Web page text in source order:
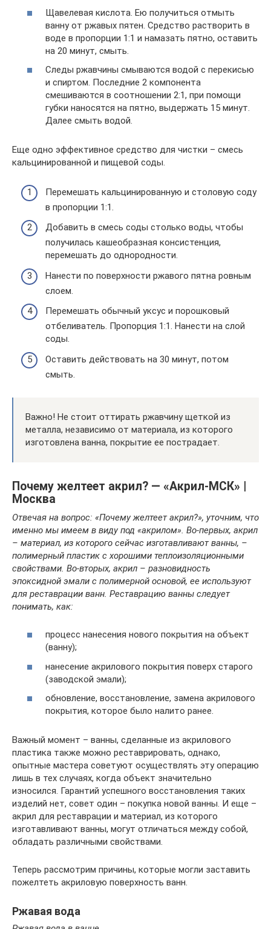
Щавелевая кислота. Ею получиться отмыть
ванну от ржавых пятен. Средство растворить в
воде в пропорции 1:1 и намазать пятно, оставить
на 20 минут, смыть.
Следы ржавчины смываются водой с перекисью
и спиртом. Последние 2 компонента
смешиваются в соотношении 2:1, при помощи
губки наносятся на пятно, выдержать 15 минут.
Далее смыть водой.
Еще одно эффективное средство для чистки – смесь
кальцинированной и пищевой соды.
Перемешать кальцинированную и столовую соду
в пропорции 1:1.
Добавить в смесь соды столько воды, чтобы
получилась кашеобразная консистенция,
перемешать до однородности.
Нанести по поверхности ржавого пятна ровным
слоем.
Перемешать обычный уксус и порошковый
отбеливатель. Пропорция 1:1. Нанести на слой
соды.
Оставить действовать на 30 минут, потом
смыть.
Важно! Не стоит оттирать ржавчину щеткой из
металла, независимо от материала, из которого
изготовлена ванна, покрытие ее пострадает.
Почему желтеет акрил? — «Акрил-МСК» |
Москва
Отвечая на вопрос: «Почему желтеет акрил?», уточним, что
именно мы имеем в виду под «акрилом». Во-первых, акрил
– материал, из которого сейчас изготавливают ванны, –
полимерный пластик с хорошими теплоизоляционными
свойствами. Во-вторых, акрил – разновидность
эпоксидной эмали с полимерной основой, ее используют
для реставрации ванн. Реставрацию ванны следует
понимать, как:
процесс нанесения нового покрытия на объект
(ванну);
нанесение акрилового покрытия поверх старого
(заводской эмали);
обновление, восстановление, замена акрилового
покрытия, которое было налито ранее.
Важный момент – ванны, сделанные из акрилового
пластика также можно реставрировать, однако,
опытные мастера советуют осуществлять эту операцию
лишь в тех случаях, когда объект значительно
износился. Гарантий успешного восстановления таких
изделий нет, совет один – покупка новой ванны. И еще –
акрил для реставрации и материал, из которого
изготавливают ванны, могут отличаться между собой,
обладать различными свойствами.
Теперь рассмотрим причины, которые могли заставить
пожелтеть акриловую поверхность ванн.
Ржавая вода